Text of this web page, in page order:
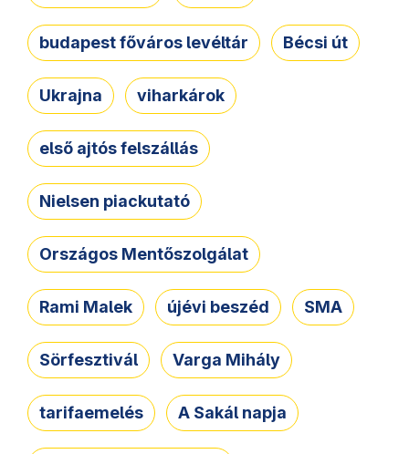
budapest főváros levéltár Bécsi út
Ukrajna viharkárok
első ajtós felszállás
Nielsen piackutató
Országos Mentőszolgálat
Rami Malek újévi beszéd SMA
Sörfesztivál Varga Mihály
tarifaemelés A Sakál napja